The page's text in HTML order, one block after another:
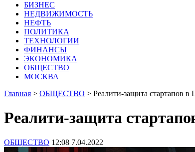
БИЗНЕС
НЕДВИЖИМОСТЬ
НЕФТЬ
ПОЛИТИКА
ТЕХНОЛОГИИ
ФИНАНСЫ
ЭКОНОМИКА
ОБЩЕСТВО
МОСКВА
Главная > ОБЩЕСТВО > Реалити-защита стартапов
Реалити-защита
ОБЩЕСТВО 12:08 7.04.2022